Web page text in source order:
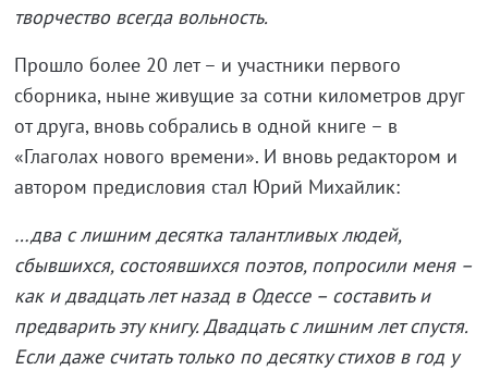
творчество всегда вольность.
Прошло более 20 лет – и участники первого
сборника, ныне живущие за сотни километров друг
от друга, вновь собрались в одной книге – в
«Глаголах нового времени». И вновь редактором и
автором предисловия стал Юрий Михайлик:
…два с лишним десятка талантливых людей,
сбывшихся, состоявшихся поэтов, попросили меня –
как и двадцать лет назад в Одессе – составить и
предварить эту книгу. Двадцать с лишним лет спустя.
Если даже считать только по десятку стихов в год у